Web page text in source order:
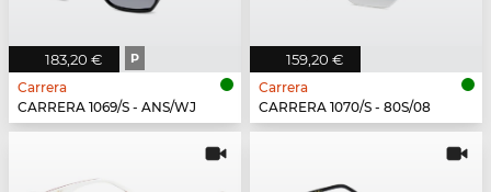
183,20 € P
Carrera
CARRERA 1069/S - ANS/WJ
159,20 €
Carrera
CARRERA 1070/S - 80S/08